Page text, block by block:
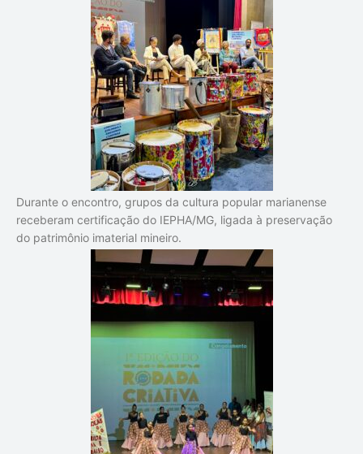
Durante o encontro, grupos da cultura popular marianense
receberam certificação do IEPHA/MG, ligada à preservação
do patrimônio imaterial mineiro.